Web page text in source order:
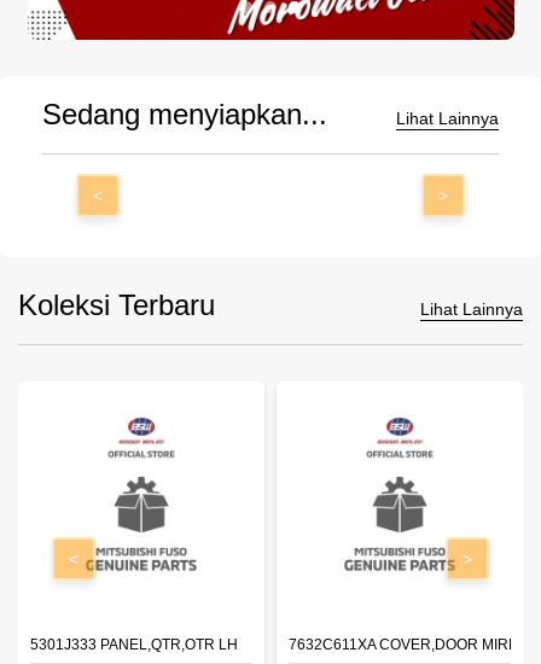
Sedang menyiapkan... Lihat Lainnya
< >
Koleksi Terbaru Lihat Lainnya
5301J333 PANEL,QTR,OTR LH 7632C611XA COVER,DOOR
< >